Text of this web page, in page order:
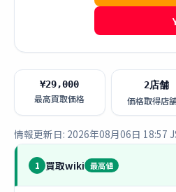
¥29,000
最高買取価格
2店舗
価格取得店
情報更新日: 2026年08月06日 18:57
1 買取wiki 最高値